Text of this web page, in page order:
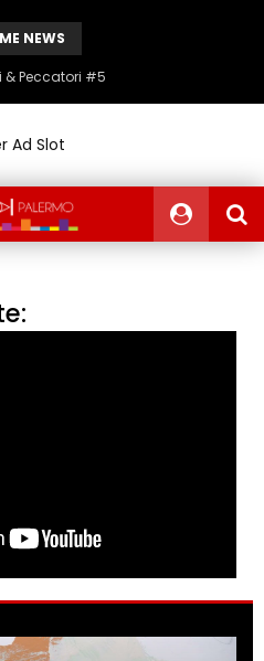
NEWS
& Peccatori #5
Ad Slot